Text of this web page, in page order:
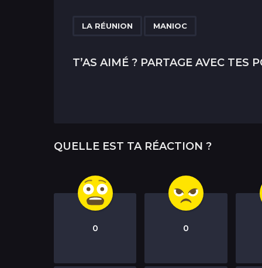
P
g
t
o
n
LA RÉUNION MANIOC
T’AS AIMÉ ? PARTAGE AVEC TES
QUELLE EST TA RÉACTION ?
0 0